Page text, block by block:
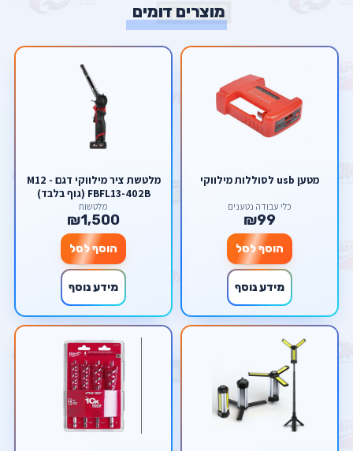
מוצרים דומים
מטען usb לסוללות מילווקי
כלי עבודה נטענים
₪99
הוסף לסל
מידע נוסף
מלטשת ציר מילווקי דגם - M12
FBFL13-402B (גוף בלבד)
מלטשות
₪1,500
הוסף לסל
מידע נוסף